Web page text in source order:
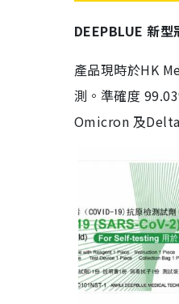
DEEPBLUE 新
產品現時於HK
測。準確度
Omicron 及Delta